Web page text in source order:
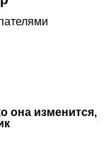
она изменится,